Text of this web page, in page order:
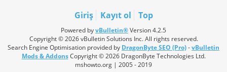
Giriş Kayıt ol Top
Powered byvBulletin®Version 4.2.5
Copyright © 2026 vBulletin Solutions Inc. All rights reserved.
Search Engine Optimisation provided by DragonByte SEO (Pro)-vBulletin
Mods & AddonsCopyright © 2026 DragonByte Technologies Ltd.
mshowto.org | 2005 - 2019